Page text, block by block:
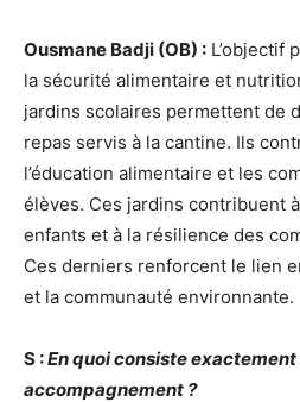
Ousmane Badji (OB) : L’objectif
la sécurité alimentaire et
jardins scolaires permettent de
repas servis à la cantine. Ils
l’éducation alimentaire et les
élèves. Ces jardins contribuent
enfants et à la résilience des
Ces derniers renforcent le lien
et la communauté environnante.
S :En quoi consiste
accompagnement ?